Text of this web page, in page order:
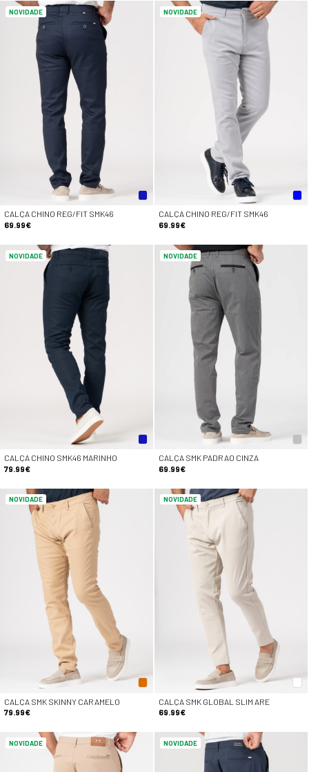
NOVIDADE
CALÇA CHINO REG/FIT SMK46
69.99€
NOVIDADE
CALÇA CHINO REG/FIT SMK46
69.99€
NOVIDADE
CALÇA CHINO SMK46 MARINHO
79.99€
NOVIDADE
CALÇA SMK PADRAO CINZA
69.99€
NOVIDADE
CALÇA SMK SKINNY CARAMELO
79.99€
NOVIDADE
CALÇA SMK GLOBAL SLIM ARE
69.99€
NOVIDADE NOVIDADE